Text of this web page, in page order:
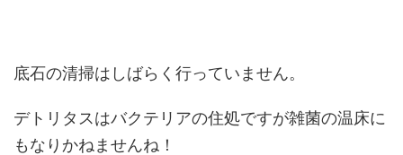
底石の清掃はしばらく行っていません。
デトリタスはバクテリアの住処ですが雑菌の温床に
もなりかねませんね！